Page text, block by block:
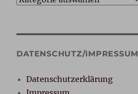
DATENSCHUTZ/IMPRESSUM
Datenschutzerklärung